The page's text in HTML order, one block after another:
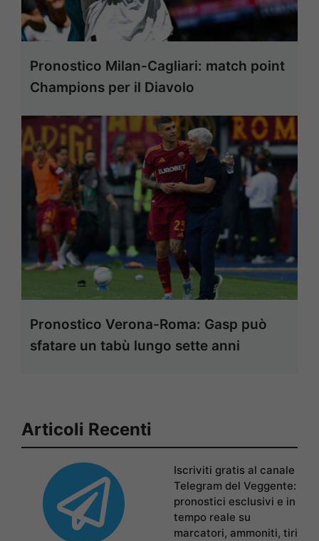
Pronostico Milan-Cagliari: match point
Champions per il Diavolo
Pronostico Verona-Roma: Gasp può
sfatare un tabù lungo sette anni
Articoli Recenti
Iscriviti gratis al canale
Telegram del Veggente:
pronostici esclusivi e in
tempo reale su
marcatori, ammoniti, tiri